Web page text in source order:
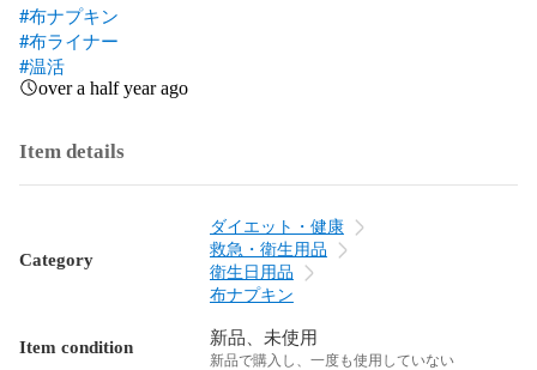
#布ナプキン
#布ライナー
#温活
over a half year ago
Item details
Category
ダイエット・健康
救急・衛生用品
衛生日用品
布ナプキン
Item condition 新品、未使用
新品で購入し、一度も使用していない